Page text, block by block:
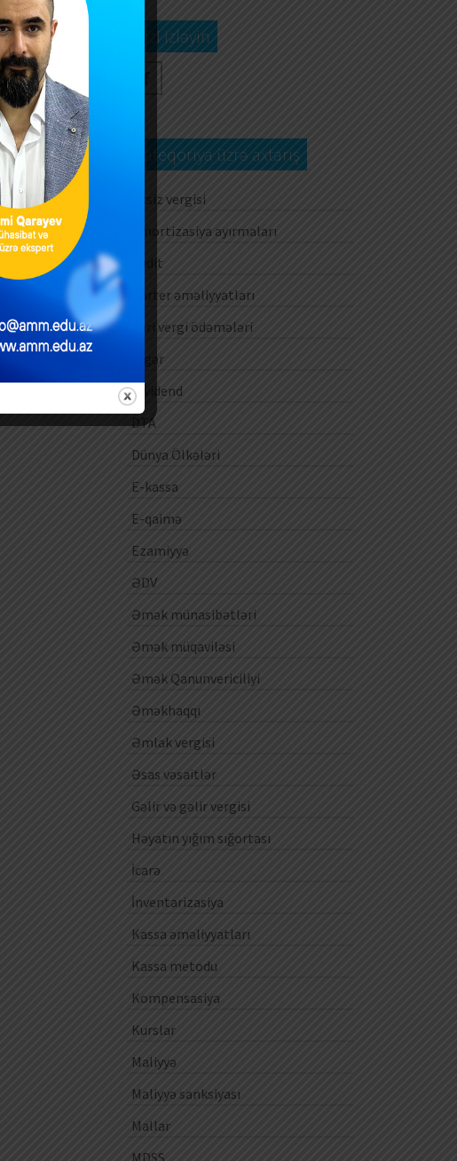
Bizi izləyin
Kateqoriya üzrə axtarış
Aksiz vergisi
Amortizasiya ayırmaları
Audit
Barter əməliyyatları
Cari vergi ödəmələri
Digər
Dividend
DTA
Dünya Ölkələri
E-kassa
E-qaimə
Ezamiyyə
ƏDV
Əmək münasibətləri
Əmək müqaviləsi
Əmək Qanunvericiliyi
Əməkhaqqı
Əmlak vergisi
Əsas vəsaitlər
Gəlir və gəlir vergisi
Həyatın yığım sığortası
İcarə
İnventarizasiya
Kassa əməliyyatları
Kassa metodu
Kompensasiya
Kurslar
Maliyyə
Maliyyə sanksiyası
Mallar
MDSS